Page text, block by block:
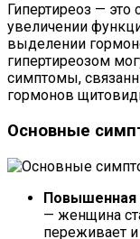
Гипертиреоз — это
увеличении
выделении
гипертиреозом
симптомы,
гормонов
Основные
Повышенная
— женщина
переживает